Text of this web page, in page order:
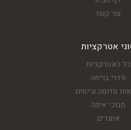
צור קשר
אטרקציות
כל האטרקציות
חדרי בריחה
מדומה וגיימינג
מבוכי אימה
אתגרים